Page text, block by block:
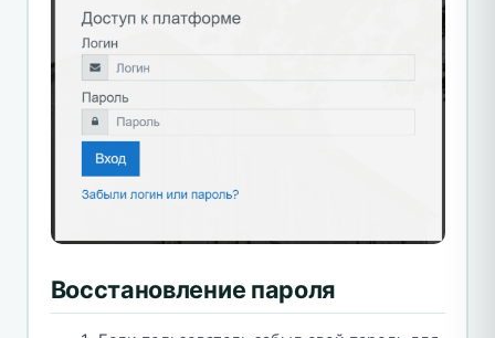
Восстановление пароля